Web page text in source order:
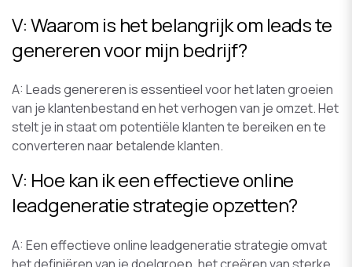
V: Waarom is het belangrijk om leads te
genereren voor mijn bedrijf?
A: Leads genereren is essentieel voor het laten groeien
van je klantenbestand en het verhogen van je omzet. Het
stelt je in staat om potentiële klanten te bereiken en te
converteren naar betalende klanten.
V: Hoe kan ik een effectieve online
leadgeneratie strategie opzetten?
A: Een effectieve online leadgeneratie strategie omvat
het definiëren van je doelgroep, het creëren van sterke